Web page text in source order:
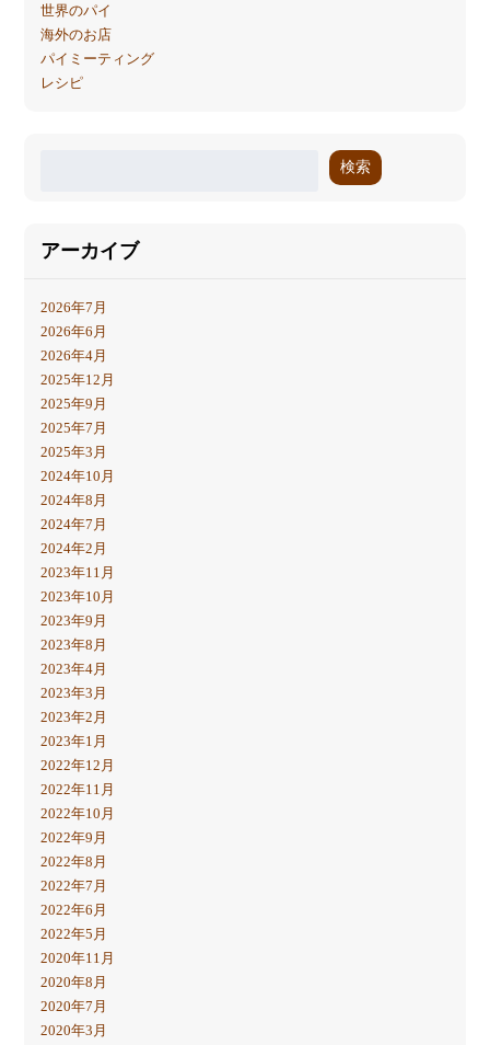
世界のパイ
海外のお店
パイミーティング
レシピ
検索
アーカイブ
2026年7月
2026年6月
2026年4月
2025年12月
2025年9月
2025年7月
2025年3月
2024年10月
2024年8月
2024年7月
2024年2月
2023年11月
2023年10月
2023年9月
2023年8月
2023年4月
2023年3月
2023年2月
2023年1月
2022年12月
2022年11月
2022年10月
2022年9月
2022年8月
2022年7月
2022年6月
2022年5月
2020年11月
2020年8月
2020年7月
2020年3月